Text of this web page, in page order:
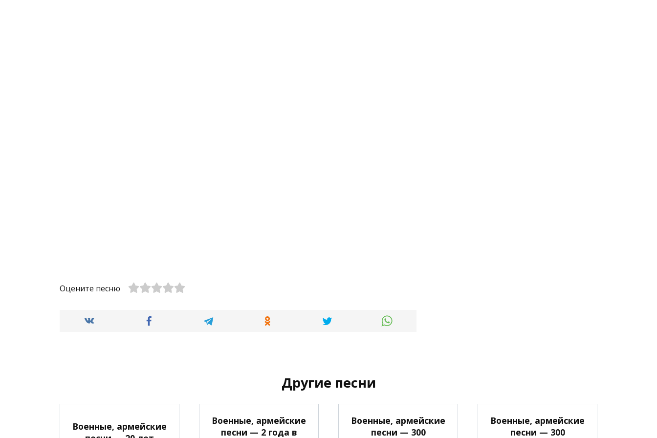
Оцените песню
Другие песни
Военные, армейские
Военные, армейские
песни — 2 года в
Военные, армейские
песни — 300
Военные, армейские
песни — 300